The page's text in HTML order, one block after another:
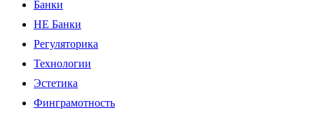
Банки
НЕ Банки
Регуляторика
Технологии
Эстетика
Финграмотность